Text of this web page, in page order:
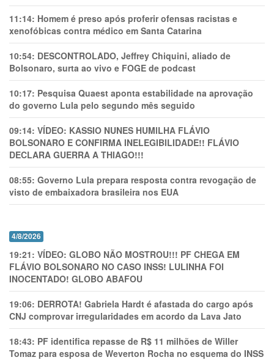
11:14: Homem é preso após proferir ofensas racistas e
xenofóbicas contra médico em Santa Catarina
10:54: DESCONTROLADO, Jeffrey Chiquini, aliado de
Bolsonaro, surta ao vivo e FOGE de podcast
10:17: Pesquisa Quaest aponta estabilidade na aprovação
do governo Lula pelo segundo mês seguido
09:14: VÍDEO: KASSIO NUNES HUMlLHA FLÁVIO
BOLSONARO E CONFIRMA INELEGIBILIDADE!! FLÁVIO
DECLARA GUERRA A THIAGO!!!
08:55: Governo Lula prepara resposta contra revogação de
visto de embaixadora brasileira nos EUA
4/8/2026
19:21: VÍDEO: GLOBO NÃO MOSTROU!!! PF CHEGA EM
FLÁVIO BOLSONARO NO CASO INSS! LULINHA FOI
INOCENTADO! GLOBO ABAFOU
19:06: DERROTA! Gabriela Hardt é afastada do cargo após
CNJ comprovar irregularidades em acordo da Lava Jato
18:43: PF identifica repasse de R$ 11 milhões de Willer
Tomaz para esposa de Weverton Rocha no esquema do INSS